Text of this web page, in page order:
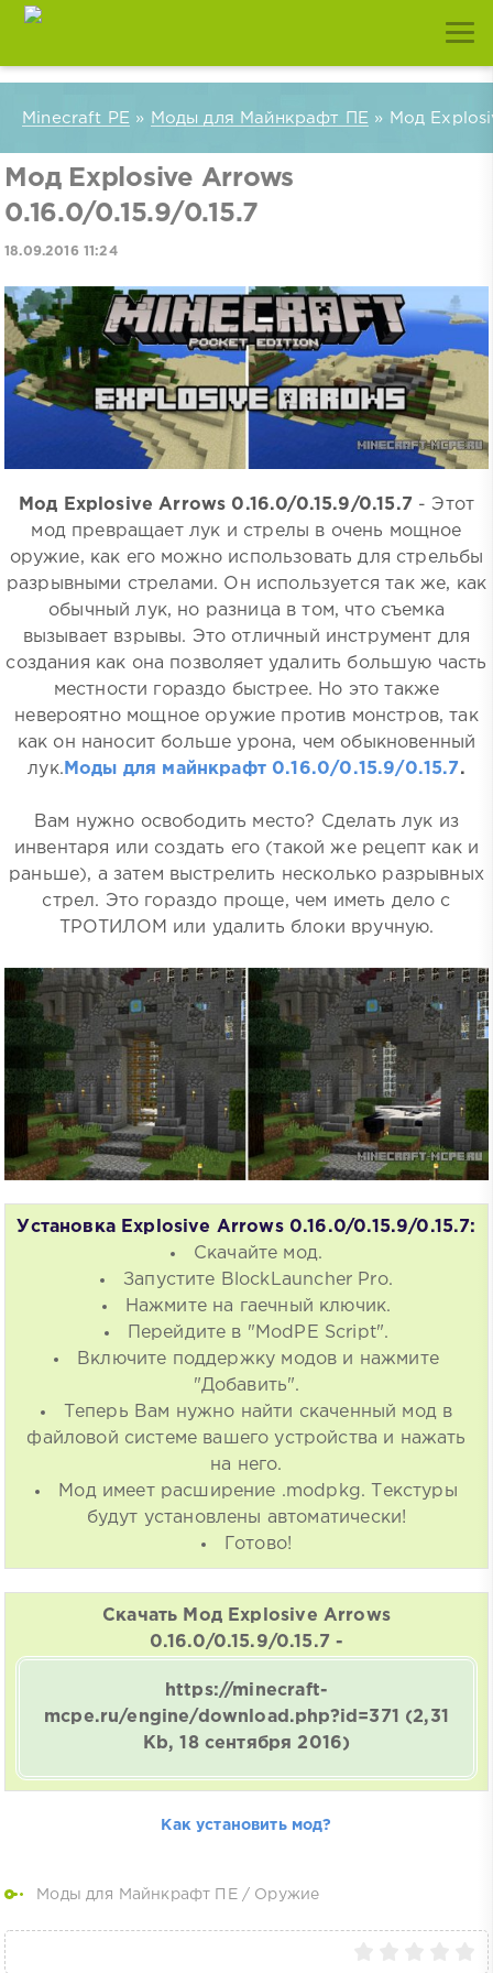
Minecraft PE » Моды для Майнкрафт ПЕ » Мод
Мод Explosive Arrows
0.16.0/0.15.9/0.15.7
18.09.2016 11:24
Мод Explosive Arrows 0.16.0/0.15.9/0.15.7 - Этот
мод превращает лук и стрелы в очень мощное
оружие, как его можно использовать для стрельбы
разрывными стрелами. Он используется так же, как
обычный лук, но разница в том, что съемка
вызывает взрывы. Это отличный инструмент для
создания как она позволяет удалить большую часть
местности гораздо быстрее. Но это также
невероятно мощное оружие против монстров, так
как он наносит больше урона, чем обыкновенный
лук. Моды для майнкрафт 0.16.0/0.15.9/0.15.7 .
Вам нужно освободить место? Сделать лук из
инвентаря или создать его (такой же рецепт как и
раньше), а затем выстрелить несколько разрывных
стрел. Это гораздо проще, чем иметь дело с
ТРОТИЛОМ или удалить блоки вручную.
Установка Explosive Arrows 0.16.0/0.15.9/0.15.7:
Скачайте мод.
Запустите BlockLauncher Pro.
Нажмите на гаечный ключик.
Перейдите в "ModPE Script".
Включите поддержку модов и нажмите
"Добавить".
Теперь Вам нужно найти скаченный мод в
файловой системе вашего устройства и нажать
на него.
Мод имеет расширение .modpkg. Текстуры
будут установлены автоматически!
Готово!
Скачать Мод Explosive Arrows
0.16.0/0.15.9/0.15.7 -
https://minecraft-
mcpe.ru/engine/download.php?id=371
(2,31
Kb, 18 сентября 2016)
Как установить мод?
Моды для Майнкрафт ПЕ / Оружие